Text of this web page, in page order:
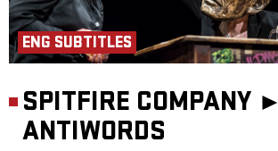
ENG SUBTITLES
SPITFIRE COMPANY ►
ANTIWORDS